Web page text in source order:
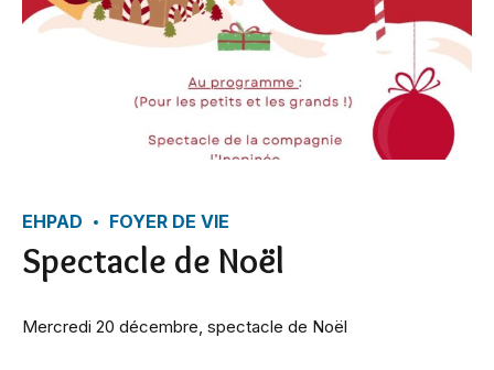
EHPAD FOYER DE VIE
Spectacle de Noël
Mercredi 20 décembre, spectacle de Noël